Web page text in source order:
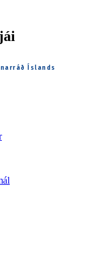
Íslands